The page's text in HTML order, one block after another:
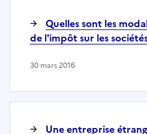
Quelles sont les
de l'impôt sur les
30 mars 2016
Une entreprise